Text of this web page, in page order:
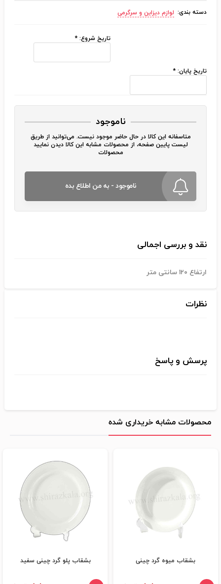
دسته بندی: لوازم دیزاین و سرگرمی
تاریخ شروع: *
تاریخ پایان: *
ناموجود
متاسفانه این کالا در حال حاضر موجود نیست. می‌توانید از طریق
لیست پایین صفحه، از محصولات مشابه این کالا دیدن نمایید
محصولات
ناموجود - به من اطلاع بده
نقد و بررسی اجمالی
ارتفاع ۱۲۰ سانتی متر
نظرات
پرسش و پاسخ
محصولات مشابه خریداری شده
بشقاب میوه گرد چینی بشقاب پلو گرد چینی سفید